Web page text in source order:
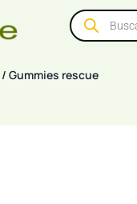
/ Gummies rescue